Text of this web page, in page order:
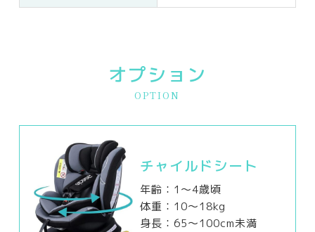
オプション
OPTION
チャイルドシート
年齢：1～4歳頃
体重：10～18kg
身長：65～100cm未満